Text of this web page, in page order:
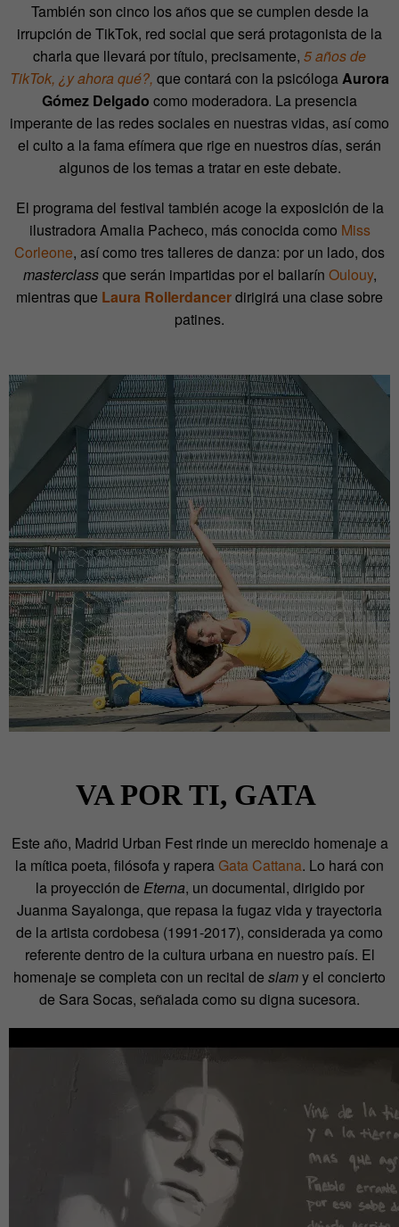
También son cinco los años que se cumplen desde la
irrupción de TikTok, red social que será protagonista de la
charla que llevará por título, precisamente, 5 años de
TikTok, ¿y ahora qué?, que contará con la psicólogaAurora
Gómez Delgado como moderadora. La presencia
imperante de las redes sociales en nuestras vidas, así como
el culto a la fama efímera que rige en nuestros días, serán
algunos de los temas a tratar en este debate.
El programa del festival también acoge la exposición de la
ilustradora Amalia Pacheco, más conocida como Miss
Corleone, así como tres talleres de danza: por un lado, dos
masterclassque serán impartidas por el bailarín Oulouy,
mientras que Laura Rollerdancerdirigirá una clase sobre
patines.
VA POR TI, GATA
Este año, Madrid Urban Fest rinde un merecido homenaje a
la mítica poeta, filósofa y raperaGata Cattana. Lo hará con
la proyección de Eterna, un documental, dirigido por
Juanma Sayalonga, que repasa la fugaz vida y trayectoria
de la artista cordobesa (1991-2017), considerada ya como
referente dentro de la cultura urbana en nuestro país. El
homenaje se completa con un recital de slamy el concierto
de Sara Socas, señalada como su digna sucesora.